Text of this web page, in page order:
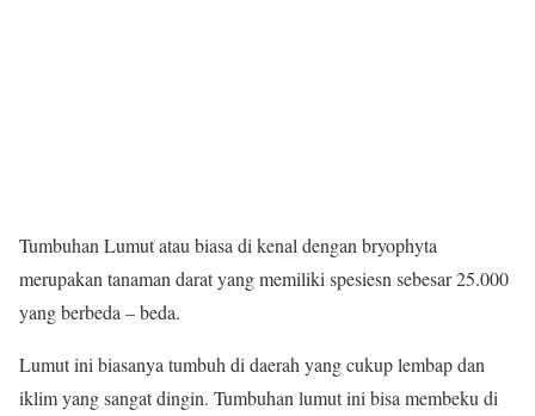
Tumbuhan Lumut atau biasa di kenal dengan bryophyta
merupakan tanaman darat yang memiliki spesiesn sebesar 25.000
yang berbeda – beda.
Lumut ini biasanya tumbuh di daerah yang cukup lembap dan
iklim yang sangat dingin. Tumbuhan lumut ini bisa membeku di